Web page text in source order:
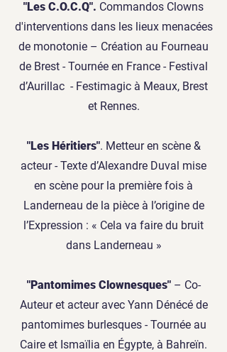
"Les C.O.C.Q". Commandos Clowns
d'interventions dans les lieux menacées
de monotonie – Création au Fourneau
de Brest - Tournée en France - Festival
d’Aurillac - Festimagic à Meaux, Brest
et Rennes.
"Les Héritiers". Metteur en scène &
acteur - Texte d’Alexandre Duval mise
en scène pour la première fois à
Landerneau de la pièce à l’origine de
l’Expression : « Cela va faire du bruit
dans Landerneau »
"Pantomimes Clownesques" – Co-
Auteur et acteur avec Yann Dénécé de
pantomimes burlesques - Tournée au
Caire et Ismaïlia en Égypte, à Bahreïn.